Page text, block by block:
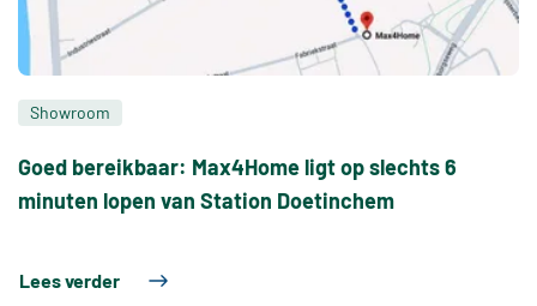
Showroom
Goed bereikbaar: Max4Home ligt op slechts 6
minuten lopen van Station Doetinchem
Lees verder